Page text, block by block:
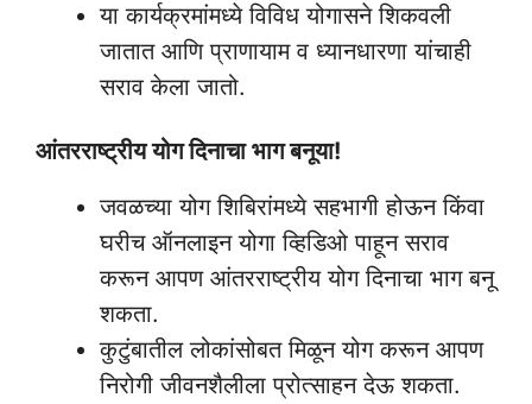
या कार्यक्रमांमध्ये विविध योगासने शिकवली
जातात आणि प्राणायाम व ध्यानधारणा यांचाही
सराव केला जातो.
आंतरराष्ट्रीय योग दिनाचा भाग बनूया!
जवळच्या योग शिबिरांमध्ये सहभागी होऊन किंवा
घरीच ऑनलाइन योगा व्हिडिओ पाहून सराव
करून आपण आंतरराष्ट्रीय योग दिनाचा भाग बनू
शकता.
कुटुंबातील लोकांसोबत मिळून योग करून आपण
निरोगी जीवनशैलीला प्रोत्साहन देऊ शकता.